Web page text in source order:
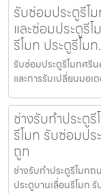
รับซ่อมประตูรีโ
และซ่อมประตูรี
รีโมท ประตูรีโม
รับซ่อมประตูรีโมทศรี
และการรับเปลี่ยนมอ
ช่างรับทำประ
รีโมท รับซ่อมปร
ถูก
ช่างรับทำประตูรีโมท
ประตูบานเลื่อนรีโมท